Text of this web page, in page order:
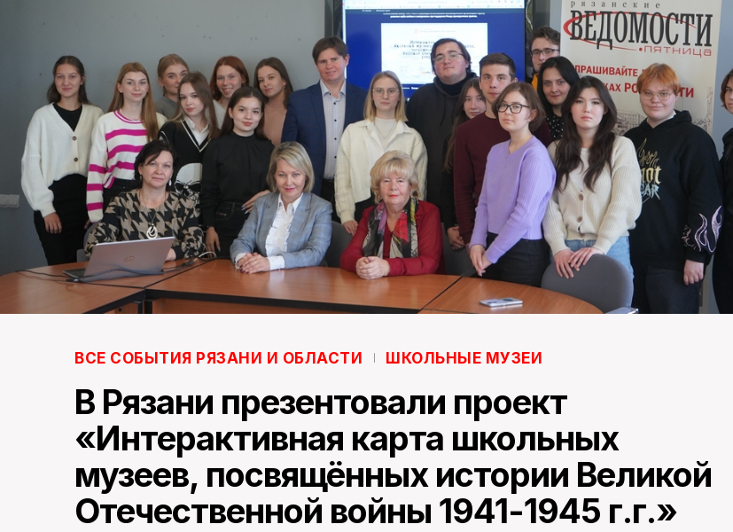
ВСЕ СОБЫТИЯ РЯЗАНИ И ОБЛАСТИ ШКОЛЬНЫЕ МУЗЕИ
В Рязани презентовали проект
«Интерактивная карта школьных
музеев, посвящённых истории Великой
Отечественной войны 1941-1945 г.г.»